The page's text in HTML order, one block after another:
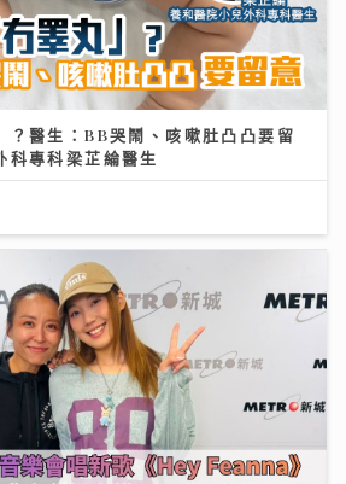
？醫生：BB哭鬧、咳嗽肚凸凸要留
科專科梁芷綸醫生